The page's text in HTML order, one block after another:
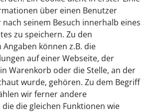
über einen Benutzer
seinem Besuch innerhalb eines
zu speichern. Zu den
können z.B. die
auf einer Webseite, der
Warenkorb oder die Stelle, an der
wurde, gehören. Zu dem Begriff
wir ferner andere
die gleichen Funktionen wie